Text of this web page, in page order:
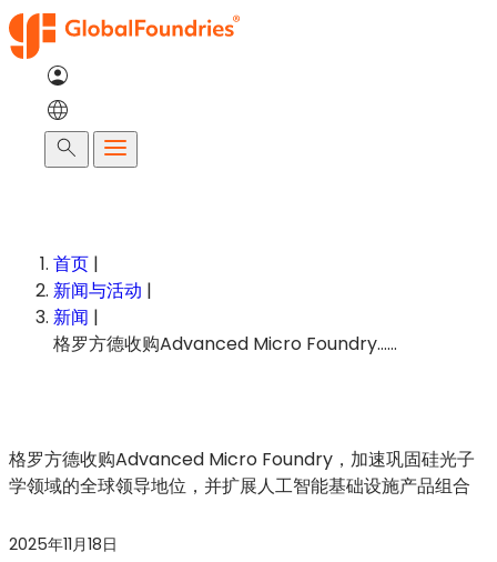
跳
至
搜
首页 |
新闻与活动 |
新闻 |
格罗方德收购Advanced Micro Foundry……
格罗方德收购Advanced Micro Foundry，加速巩固硅光子
学领域的全球领导地位，并扩展人工智能基础设施产品组合
2025年11月18日